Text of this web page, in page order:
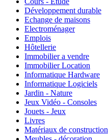
Développement durable
Echange de maisons
Electroménager
Emplois
Hôtellerie
Immobilier a vendre
Immobilier Location
Informatique Hardware
Informatique Logiciels
Jardin - Nature
Jeux Vidéo - Consoles
Jouets - Jeux
Livres
Matériaux de construction